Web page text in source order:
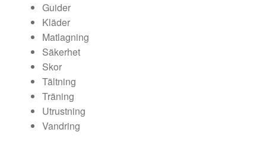
Guider
Kläder
Matlagning
Säkerhet
Skor
Tältning
Träning
Utrustning
Vandring